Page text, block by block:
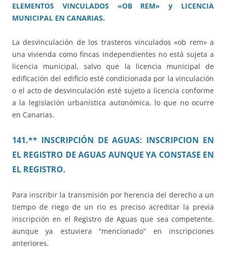
ELEMENTOS VINCULADOS «OB REM» y LICENCIA
MUNICIPAL EN CANARIAS.
La desvinculación de los trasteros vinculados «ob rem» a
una vivienda como fincas independientes no está sujeta a
licencia municipal, salvo que la licencia municipal de
edificación del edificio esté condicionada por la vinculación
o el acto de desvinculación esté sujeto a licencia conforme
a la legislación urbanística autonómica, lo que no ocurre
en Canarias.
141.** INSCRIPCIÓN DE AGUAS: INSCRIPCION EN
EL REGISTRO DE AGUAS AUNQUE YA CONSTASE EN
EL REGISTRO.
Para inscribir la transmisión por herencia del derecho a un
tiempo de riego de un rio es preciso acreditar la previa
inscripción en el Registro de Aguas que sea competente,
aunque ya estuviera “mencionado” en inscripciones
anteriores.